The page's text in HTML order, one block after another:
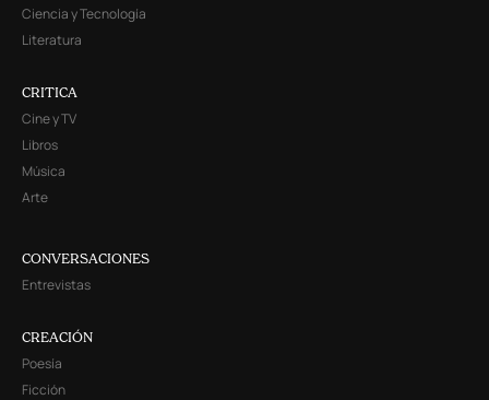
Ciencia y Tecnología
Literatura
CRITICA
Cine y TV
Libros
Música
Arte
CONVERSACIONES
Entrevistas
CREACIÓN
Poesía
Ficción